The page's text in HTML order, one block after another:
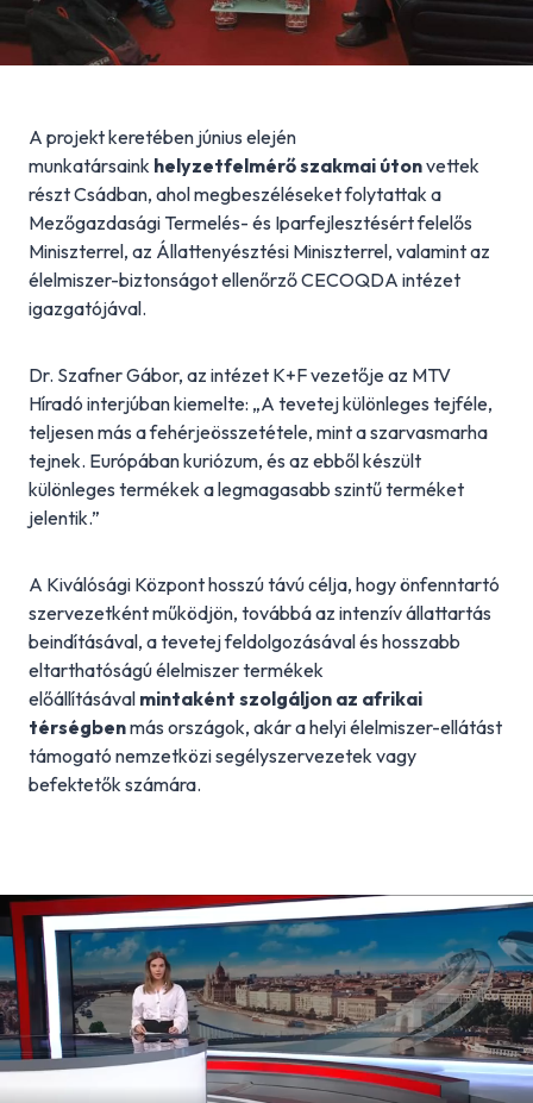
A projekt keretében június elején
munkatársaink helyzetfelmérő szakmai útonvettek
részt Csádban, ahol megbeszéléseket folytattak a
Mezőgazdasági Termelés- és Iparfejlesztésért felelős
Miniszterrel, az Állattenyésztési Miniszterrel, valamint az
élelmiszer-biztonságot ellenőrző CECOQDA intézet
igazgatójával.
Dr. Szafner Gábor, az intézet K+F vezetője az MTV
Híradó interjúban kiemelte: „A tevetej különleges tejféle,
teljesen más a fehérjeösszetétele, mint a szarvasmarha
tejnek. Európában kuriózum, és az ebből készült
különleges termékek a legmagasabb szintű terméket
jelentik.”
A Kiválósági Központ hosszú távú célja, hogy önfenntartó
szervezetként működjön, továbbá az intenzív állattartás
beindításával, a tevetej feldolgozásával és hosszabb
eltarthatóságú élelmiszer termékek
előállításával mintaként szolgáljon az afrikai
térségbenmás országok, akár a helyi élelmiszer-ellátást
támogató nemzetközi segélyszervezetek vagy
befektetők számára.